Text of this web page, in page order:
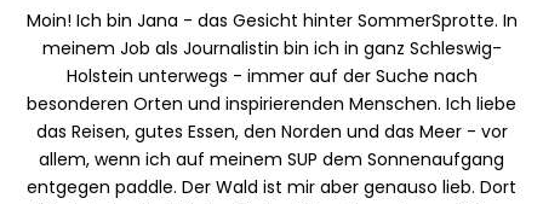
Moin! Ich bin Jana - das Gesicht hinter SommerSprotte. In
meinem Job als Journalistin bin ich in ganz Schleswig-
Holstein unterwegs - immer auf der Suche nach
besonderen Orten und inspirierenden Menschen. Ich liebe
das Reisen, gutes Essen, den Norden und das Meer - vor
allem, wenn ich auf meinem SUP dem Sonnenaufgang
entgegen paddle. Der Wald ist mir aber genauso lieb. Dort